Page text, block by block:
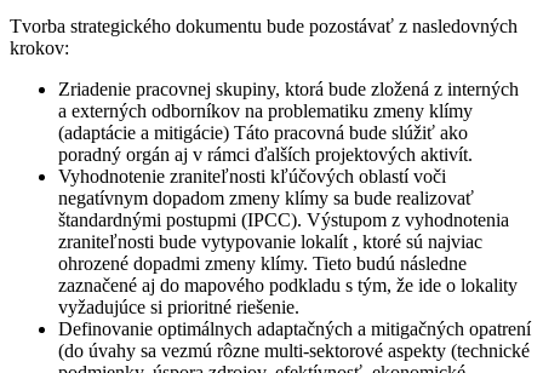
Tvorba strategického dokumentu bude pozostávať z nasledovných
krokov:
Zriadenie pracovnej skupiny, ktorá bude zložená z interných
a externých odborníkov na problematiku zmeny klímy
(adaptácie a mitigácie) Táto pracovná bude slúžiť ako
poradný orgán aj v rámci ďalších projektových aktivít.
Vyhodnotenie zraniteľnosti kľúčových oblastí voči
negatívnym dopadom zmeny klímy sa bude realizovať
štandardnými postupmi (IPCC). Výstupom z vyhodnotenia
zraniteľnosti bude vytypovanie lokalít , ktoré sú najviac
ohrozené dopadmi zmeny klímy. Tieto budú následne
zaznačené aj do mapového podkladu s tým, že ide o lokality
vyžadujúce si prioritné riešenie.
Definovanie optimálnych adaptačných a mitigačných opatrení
(do úvahy sa vezmú rôzne multi-sektorové aspekty (technické